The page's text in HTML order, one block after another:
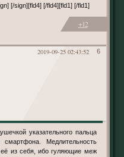
[/sign][fld4] [/fld4][fld1] [/fld1]
+12
6
2019-09-25 02:43:52
Медлительность
из себя, ибо гуляющие меж